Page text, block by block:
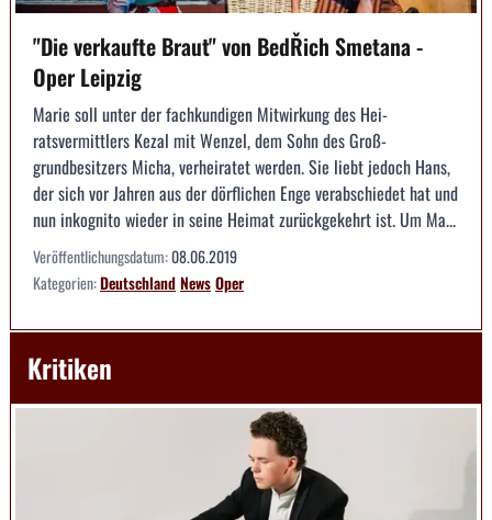
"Die verkaufte Braut" von BedŘich Smetana -
Oper Leipzig
Marie soll unter der fachkundigen Mitwirkung des Hei­
ratsvermittlers Kezal mit Wenzel, dem Sohn des Groß­
grundbesitzers Micha, verheiratet werden. Sie liebt ­jedoch Hans,
der sich vor Jahren aus der dörfli­chen Enge verabschiedet hat und
nun inkognito ­wieder in seine Heimat zurückgekehrt ist. Um Ma...
Veröffentlichungsdatum:08.06.2019
Kategorien:DeutschlandNewsOper
Kritiken